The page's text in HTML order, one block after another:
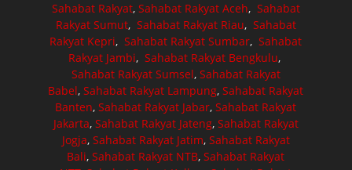
Sahabat Rakyat, Sahabat Rakyat Aceh, Sahabat
Rakyat Sumut, Sahabat Rakyat Riau, Sahabat
Rakyat Kepri,Sahabat Rakyat Sumbar,Sahabat
Rakyat Jambi, Sahabat Rakyat Bengkulu,
Sahabat Rakyat Sumsel, Sahabat Rakyat
Babel,Sahabat Rakyat Lampung,Sahabat Rakyat
Banten,Sahabat Rakyat Jabar,Sahabat Rakyat
Jakarta, Sahabat Rakyat Jateng, Sahabat Rakyat
Jogja, Sahabat Rakyat Jatim, Sahabat Rakyat
Bali,Sahabat Rakyat NTB,Sahabat Rakyat